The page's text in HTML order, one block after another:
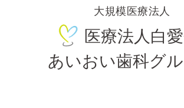
大規模医療法人
医療法人白
あいおい歯科グ